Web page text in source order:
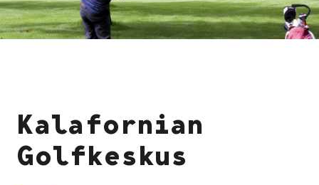
Kalafornian
Golfkeskus